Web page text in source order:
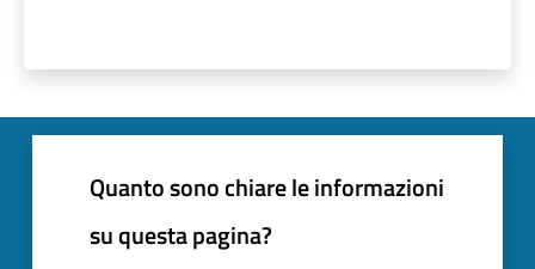
Quanto sono chiare le informazioni
su questa pagina?